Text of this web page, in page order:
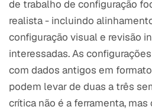
de trabalho de configuração
realista - incluindo
configuração visual e revisão
interessadas. As
com dados antigos em
podem levar de duas a três
crítica não é a ferramenta, mas